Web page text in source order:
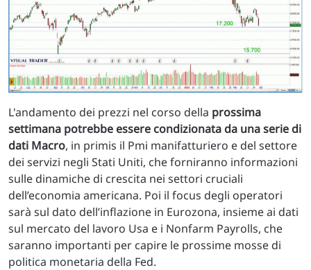
L'andamento dei prezzi nel corso della prossima
settimana potrebbe essere condizionata da una serie di
dati Macro, in primis il Pmi manifatturiero e del settore
dei servizi negli Stati Uniti, che forniranno informazioni
sulle dinamiche di crescita nei settori cruciali
dell’economia americana. Poi il focus degli operatori
sarà sul dato dell’inflazione in Eurozona, insieme ai dati
sul mercato del lavoro Usa e i Nonfarm Payrolls, che
saranno importanti per capire le prossime mosse di
politica monetaria della Fed.